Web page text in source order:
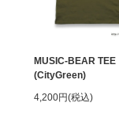
MUSIC-BEAR TEE
(CityGreen)
4,200円(税込)